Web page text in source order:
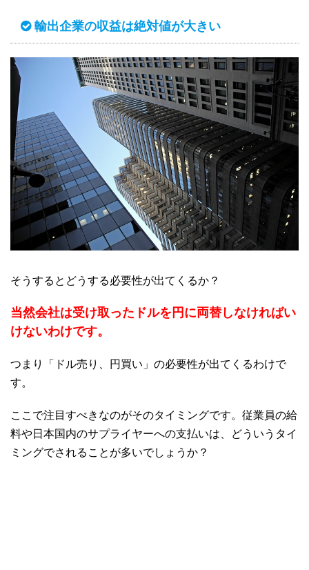
輸出企業の収益は絶対値が大きい
そうするとどうする必要性が出てくるか？
当然会社は受け取ったドルを円に両替しなければい
けないわけです。
つまり「ドル売り、円買い」の必要性が出てくるわけで
す。
ここで注目すべきなのがそのタイミングです。従業員の給
料や日本国内のサプライヤーへの支払いは、どういうタイ
ミングでされることが多いでしょうか？